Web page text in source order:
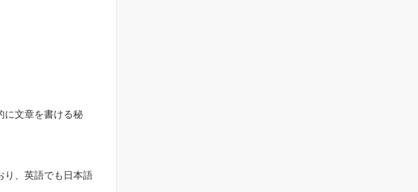
に文章を書ける秘
り、英語でも日本語